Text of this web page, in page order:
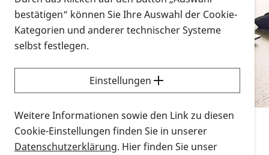
Alle Infomaterialien in verschiedenen
Formaten an einem Ort
Sie möchten wissen, wie Sie nach Infonmaterial
suchen und dieses bestellen bzw. herunterladen
können? Schauen Sie sich dieErklärvideos zum
Thema Infomaterial auf der PRO RETINA-Website
für blinde und sehbehinderte Menschen an.
bestätigen“ können Sie Ihre Auswahl der Cookie-
Kategorien und anderer technischer Systeme
selbst festlegen.
Einstellungen
Weitere Informationen sowie den Link zu diesen
Cookie-Einstellungen finden Sie in unserer
Datenschutzerklärung. Hier finden Sie unser